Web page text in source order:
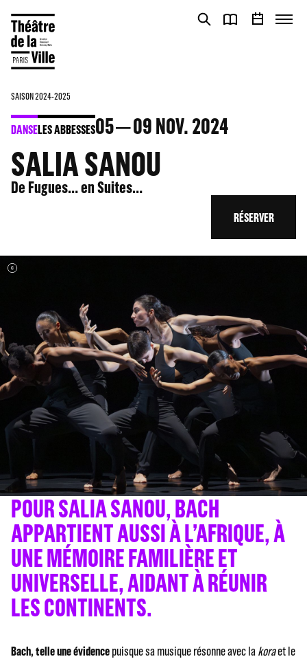
SAISON 2024-2025
DANSELES ABBESSES05 09NOV. 2024
SALIA SANOU
De Fugues… en Suites…
RÉSERVER
POUR SALIA SANOU, BACH
APPARTIENT AUSSI À L’AFRIQUE, À
UNE MÉMOIRE FAMILIÈRE ET
UNIVERSELLE, AIDANT À RÉUNIR
LES CONTINENTS.
Bach, telle une évidencepuisque sa musique résonne avec lakoraet le